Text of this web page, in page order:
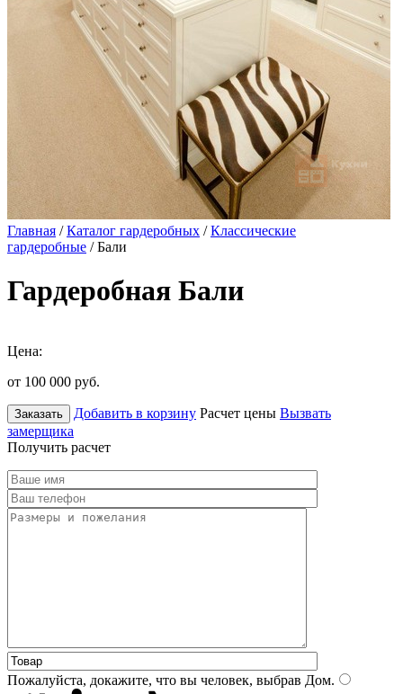
Главная /Каталог гардеробных /Классические
гардеробные / Бали
Гардеробная Бали
Цена:
от 100 000 руб.
Заказать Добавить в корзину Расчет цены Вызвать
замерщика
Получить расчет
Пожалуйста, докажите, что вы человек, выбрав Дом.